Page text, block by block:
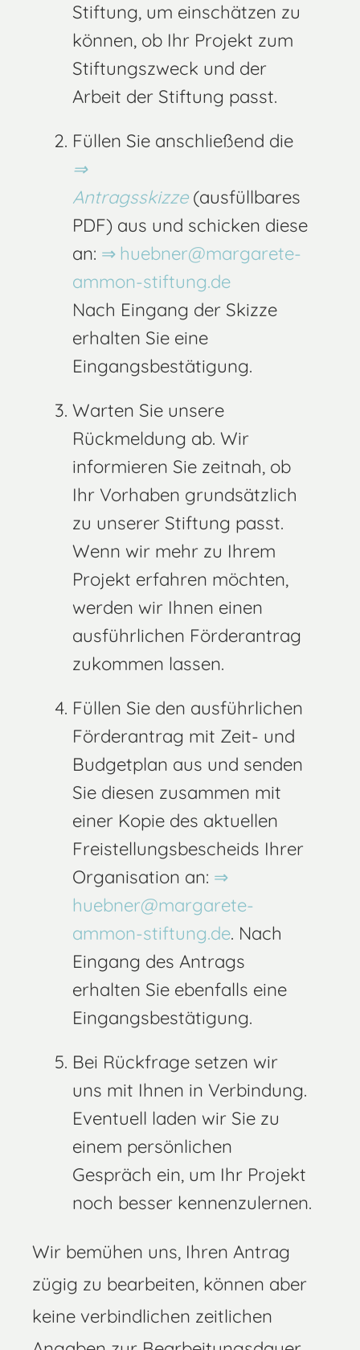
Stiftung, um einschätzen zu
können, ob Ihr Projekt zum
Stiftungszweck und der
Arbeit der Stiftung passt.
Füllen Sie anschließend die
Antragsskizze(ausfüllbares
PDF) aus und schicken diese
an:
huebner@margarete-
ammon-stiftung.de
Nach Eingang der Skizze
erhalten Sie eine
Eingangsbestätigung.
Warten Sie unsere
Rückmeldung ab. Wir
informieren Sie zeitnah, ob
Ihr Vorhaben grundsätzlich
zu unserer Stiftung passt.
Wenn wir mehr zu Ihrem
Projekt erfahren möchten,
werden wir Ihnen einen
ausführlichen Förderantrag
zukommen lassen.
Füllen Sie den ausführlichen
Förderantrag mit Zeit- und
Budgetplan aus und senden
Sie diesen zusammen mit
einer Kopie des aktuellen
Freistellungsbescheids Ihrer
Organisation an:
huebner@margarete-
ammon-stiftung.de. Nach
Eingang des Antrags
erhalten Sie ebenfalls eine
Eingangsbestätigung.
Bei Rückfrage setzen wir
uns mit Ihnen in Verbindung.
Eventuell laden wir Sie zu
einem persönlichen
Gespräch ein, um Ihr Projekt
noch besser kennenzulernen.
Wir bemühen uns, Ihren Antrag
zügig zu bearbeiten, können aber
keine verbindlichen zeitlichen